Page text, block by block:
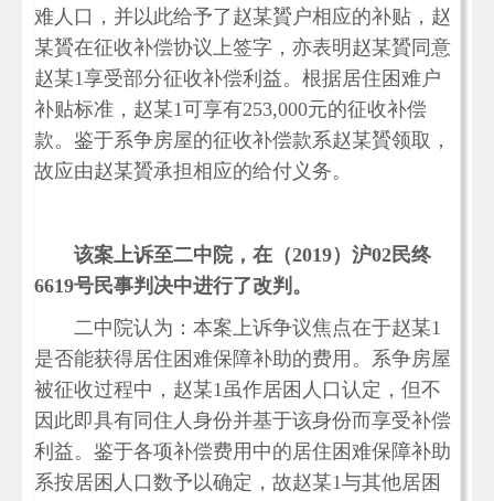
难人口，并以此给予了赵某贇户相应的补贴，赵
某贇在征收补偿协议上签字，亦表明赵某贇同意
赵某1享受部分征收补偿利益。根据居住困难户
补贴标准，赵某1可享有253,000元的征收补偿
款。鉴于系争房屋的征收补偿款系赵某贇领取，
故应由赵某贇承担相应的给付义务。
该案上诉至二中院，在（2019）沪02民终
6619号民事判决中进行了改判。
二中院认为：本案上诉争议焦点在于赵某1
是否能获得居住困难保障补助的费用。系争房屋
被征收过程中，赵某1虽作居困人口认定，但不
因此即具有同住人身份并基于该身份而享受补偿
利益。鉴于各项补偿费用中的居住困难保障补助
系按居困人口数予以确定，故赵某1与其他居困